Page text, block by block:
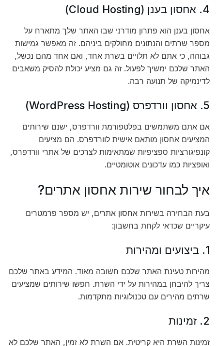
4. אחסון בענן (Cloud Hosting)
אחסון בענן הוא פתרון מודרני שבו האתר שלך מתארח על
מספר שרתים והנתונים מחולקים ביניהם. זה מאפשר גמישות
גבוהה, כי אתם לא תלויים בשרת אחד, ואם אחד מהם נכשל,
האתר שלכם ימשיך לפעול. זה גם מציע יכולת להסיק משאבים
לדינמיקה של תנועה רבה.
5. אחסון וורדפרס (WordPress Hosting)
אם אתם משתמשים בפלטפורמת וורדפרס, ישנם שירותים
המציעים אחסון מותאם אישית לוורדפרס. הם מציעים
קונפיגורציות ספציפיות שמתאימות לצרכים של אתרי וורדפרס,
ואופציות כמו עדכונים אוטומטיים.
איך לבחור שירות אחסון אתרים?
בעת הבחירה בשירות אחסון אתרים, יש מספר פרמטרים
עיקריים שכדאי לקחת בחשבון:
1. ביצועים ומהירות
מהירות טעינת האתר שלכם חשובה מאוד. המידע באתר שלכם
צריך להיבחן במהירות על ידי השרת. חפשו שירותים שמציעים
שרתים מהירים עם טכנולוגיות מתקדמות.
2. זמינות
זמינות השרת היא קריטית. אם השרת לא זמין, האתר שלכם לא